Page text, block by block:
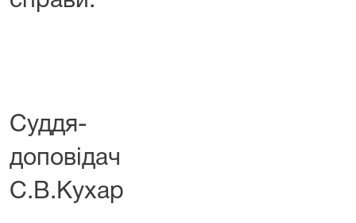
Суддя-
С.В.Кухар